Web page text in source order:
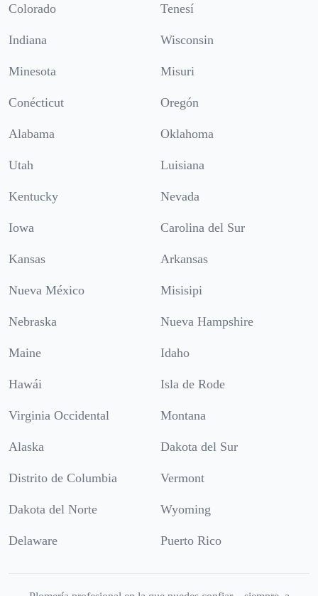
Colorado Tenesí
Indiana Wisconsin
Minesota Misuri
Conécticut Oregón
Alabama Oklahoma
Utah Luisiana
Kentucky Nevada
Iowa Carolina del Sur
Kansas Arkansas
Nueva México Misisipi
Nebraska Nueva Hampshire
Maine Idaho
Hawái Isla de Rode
Virginia Occidental Montana
Alaska Dakota del Sur
Distrito de Columbia Vermont
Dakota del Norte Wyoming
Delaware Puerto Rico